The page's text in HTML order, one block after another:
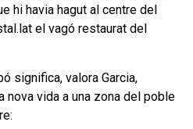
hi havia hagut al centre del
el vagó restaurat del
significa, valora Garcia,
nova vida a una zona del poble